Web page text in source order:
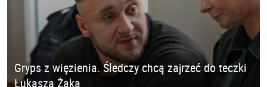
Gryps z więzienia. Śledczy chcą zajrzeć do teczki
Łukasza Żaka